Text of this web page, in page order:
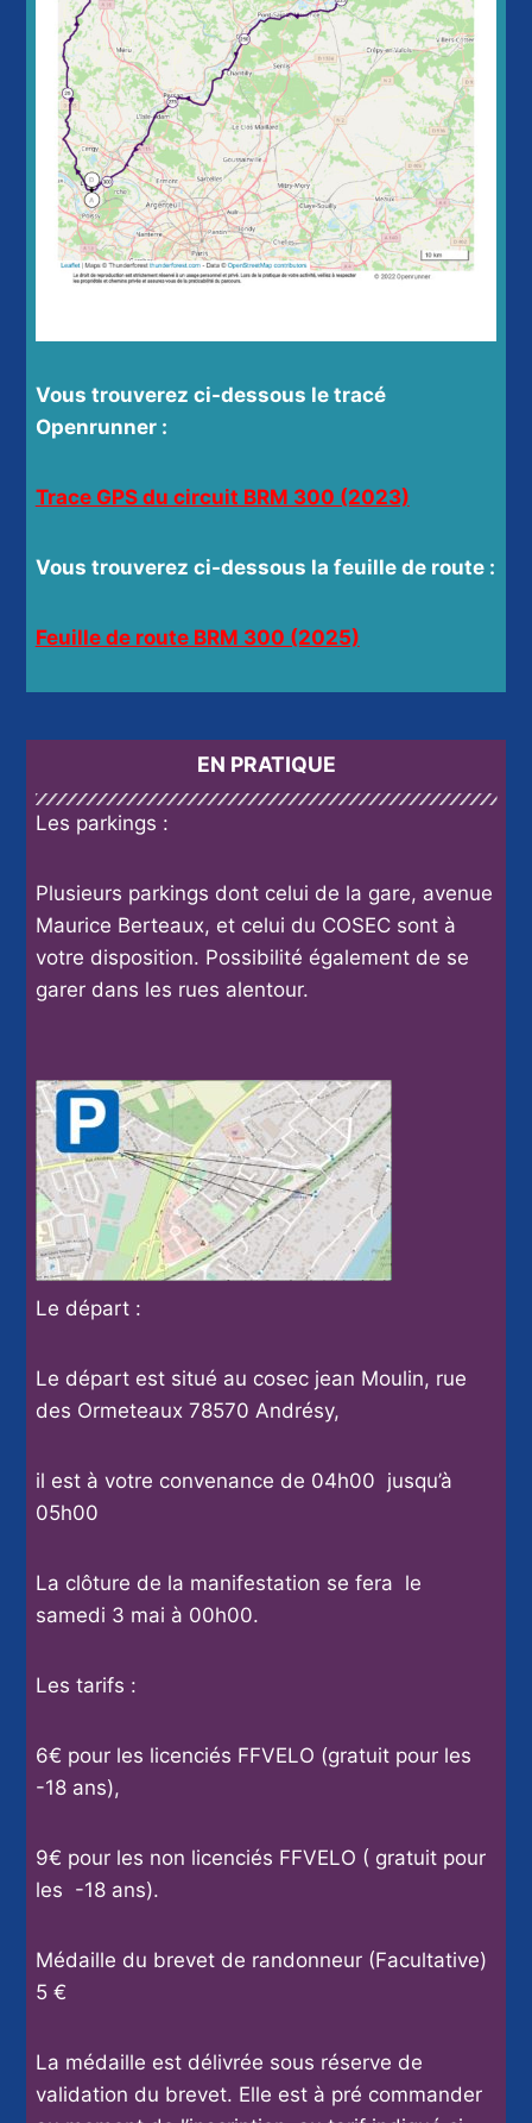
Vous trouverez ci-dessous le tracé
Openrunner :
Trace GPS du circuit BRM 300 (2023)
Vous trouverez ci-dessous la feuille de route :
Feuille de route BRM 300 (2025)
EN PRATIQUE
Les parkings :
Plusieurs parkings dont celui de la gare, avenue
Maurice Berteaux, et celui du COSEC sont à
votre disposition. Possibilité également de se
garer dans les rues alentour.
Le départ :
Le départ est situé au cosec jean Moulin, rue
des Ormeteaux 78570 Andrésy,
il est à votre convenance de 04h00 jusqu’à
05h00
La clôture de la manifestation se fera le
samedi 3 mai à 00h00.
Les tarifs :
6€ pour les licenciés FFVELO (gratuit pour les
-18 ans),
9€ pour les non licenciés FFVELO ( gratuit pour
les -18 ans).
Médaille du brevet de randonneur (Facultative)
5 €
La médaille est délivrée sous réserve de
validation du brevet. Elle est à pré commander